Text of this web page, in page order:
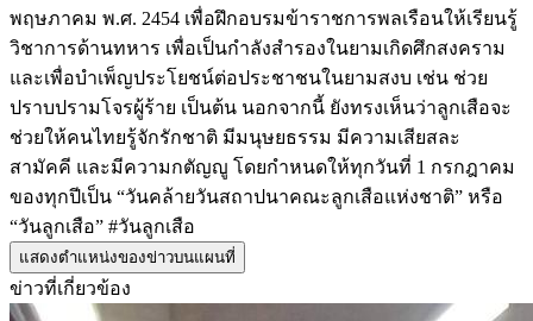
พฤษภาคม พ.ศ. 2454 เพื่อฝึกอบรมข้าราชการพลเรือนให้เรียนรู้
วิชาการด้านทหาร เพื่อเป็นกำลังสำรองในยามเกิดศึกสงคราม
และเพื่อบำเพ็ญประโยชน์ต่อประชาชนในยามสงบ เช่น ช่วย
ปราบปรามโจรผู้ร้าย เป็นต้น นอกจากนี้ ยังทรงเห็นว่าลูกเสือจะ
ช่วยให้คนไทยรู้จักรักชาติ มีมนุษยธรรม มีความเสียสละ
สามัคคี และมีความกตัญญู โดยกำหนดให้ทุกวันที่ 1 กรกฎาคม
ของทุกปีเป็น “วันคล้ายวันสถาปนาคณะลูกเสือแห่งชาติ” หรือ
“วันลูกเสือ” #วันลูกเสือ
แสดงตำแหน่งของข่าวบนแผนที่
ข่าวที่เกี่ยวข้อง